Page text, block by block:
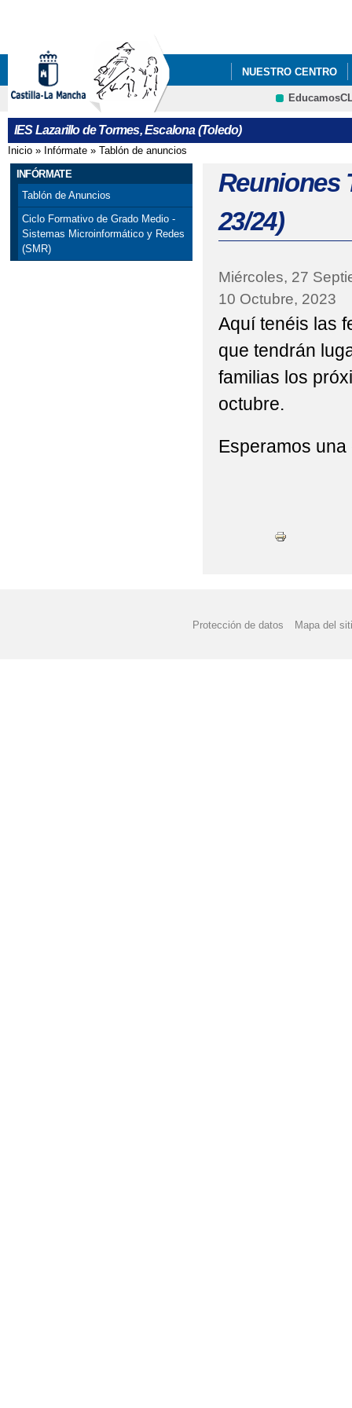
NUESTRO CENTRO
INFÓRMATE
IES Lazarillo de Tormes, Escalona (Toledo)
Se encuentra usted aquí
Inicio » Infórmate » Tablón de anuncios
INFÓRMATE
Tablón de Anuncios
Ciclo Formativo de Grado Medio -
Sistemas Microinformático y Redes
(SMR)
Reuniones
23/24)
Miércoles, 27
10 Octubre, 2023
Aquí tenéis las
que tendrán
familias los
octubre.
Esperamos
Protección de datos Mapa del